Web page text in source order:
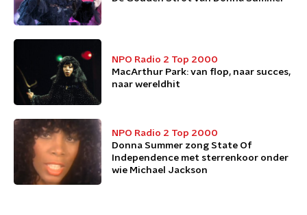
NPO Radio 2 Top 2000
MacArthur Park: van flop, naar succes,
naar wereldhit
NPO Radio 2 Top 2000
Donna Summer zong State Of
Independence met sterrenkoor onder
wie Michael Jackson